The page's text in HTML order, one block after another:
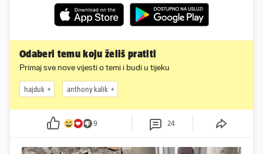
Odaberi temu koju želiš pratiti
Primaj sve nove vijesti o temi i budi u tijeku
hajduk anthony kalik
9 24